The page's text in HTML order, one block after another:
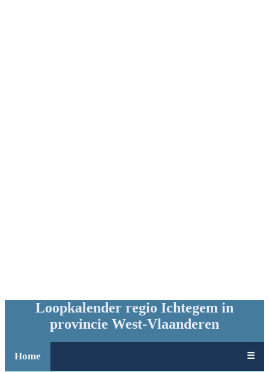
Loopkalender regio Ichtegem in
provincie West-Vlaanderen
Home ☰